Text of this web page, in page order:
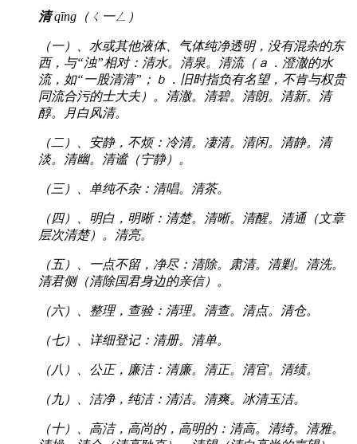
清qīng（ㄑ一ㄥ）
（一）、水或其他液体、气体纯净透明，没有混杂的东
西，与“浊”相对：清水。清泉。清流（ａ．澄澈的水
流，如“一股清清”；ｂ．旧时指负有名望，不肯与权贵
同流合污的士大夫）。清澈。清碧。清朗。清新。清
醇。月白风清。
（二）、安静，不烦：冷清。凄清。清闲。清静。清
淡。清幽。清谧（宁静）。
（三）、单纯不杂：清唱。清茶。
（四）、明白，明晰：清楚。清晰。清醒。清通（文章
层次清楚）。清亮。
（五）、一点不留，净尽：清除。肃清。清剿。清洗。
清君侧（清除国君身边的亲信）。
（六）、整理，查验：清理。清查。清点。清仓。
（七）、详细登记：清册。清单。
（八）、公正，廉洁：清廉。清正。清官。清绩。
（九）、洁净，纯洁：清洁。清爽。冰清玉洁。
（十）、高洁，高尚的，高明的：清高。清绮。清雅。